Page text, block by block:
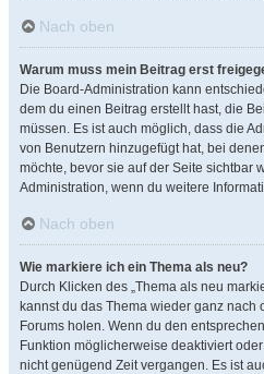
Nach oben
Warum muss mein Beitrag erst
Die Board-Administration kann
dem du einen Beitrag erstellt hast, die
müssen. Es ist auch möglich, dass die
von Benutzern hinzugefügt hat, bei
möchte, bevor sie auf der Seite sichtbar
Administration, wenn du weitere
Nach oben
Wie markiere ich ein Thema als neu?
Durch Klicken des „Thema als neu
kannst du das Thema wieder ganz nach
Forums holen. Wenn du den
Funktion möglicherweise deaktiviert
nicht genügend Zeit vergangen. Es ist